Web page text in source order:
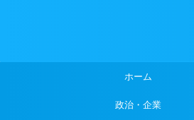
ホーム
政治・企業